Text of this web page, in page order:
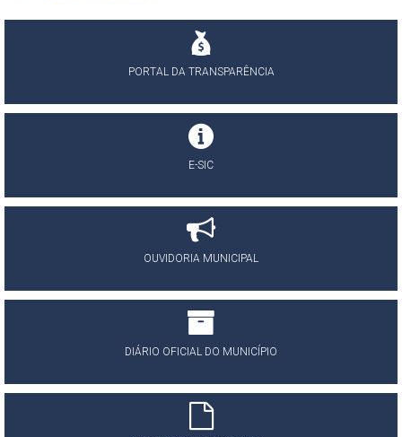
PORTAL DA TRANSPARÊNCIA
E-SIC
OUVIDORIA MUNICIPAL
DIÁRIO OFICIAL DO MUNICÍPIO